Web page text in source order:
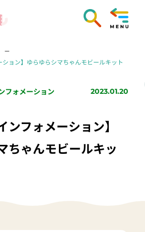
ション】ゆらゆらシマちゃんモビールキット
フォメーション 2023.01.20
ンフォメーション】
ちゃんモビールキッ